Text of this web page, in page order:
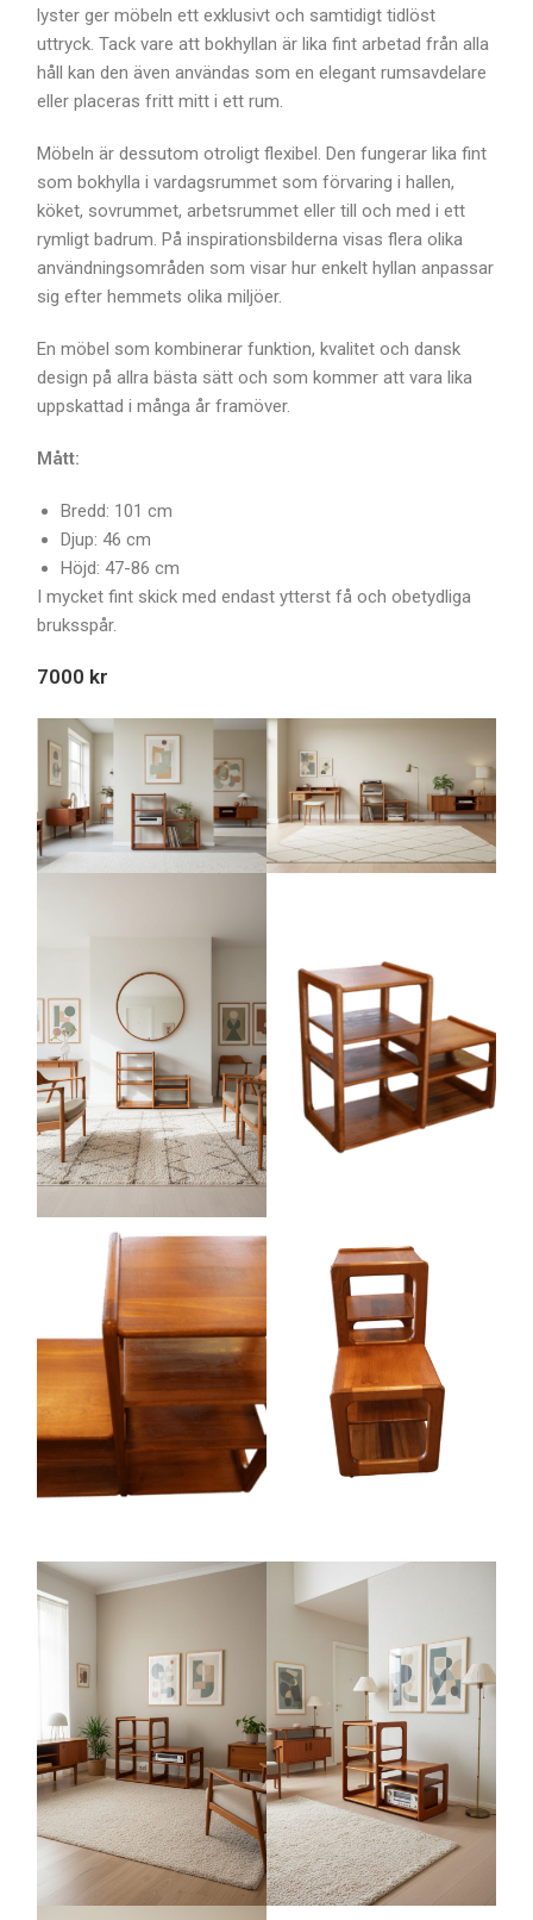
lyster ger möbeln ett exklusivt och samtidigt tidlöst
uttryck. Tack vare att bokhyllan är lika fint arbetad från alla
håll kan den även användas som en elegant rumsavdelare
eller placeras fritt mitt i ett rum.
Möbeln är dessutom otroligt flexibel. Den fungerar lika fint
som bokhylla i vardagsrummet som förvaring i hallen,
köket, sovrummet, arbetsrummet eller till och med i ett
rymligt badrum. På inspirationsbilderna visas flera olika
användningsområden som visar hur enkelt hyllan anpassar
sig efter hemmets olika miljöer.
En möbel som kombinerar funktion, kvalitet och dansk
design på allra bästa sätt och som kommer att vara lika
uppskattad i många år framöver.
Mått:
Bredd: 101 cm
Djup: 46 cm
Höjd: 47-86 cm
I mycket fint skick med endast ytterst få och obetydliga
bruksspår.
7000 kr